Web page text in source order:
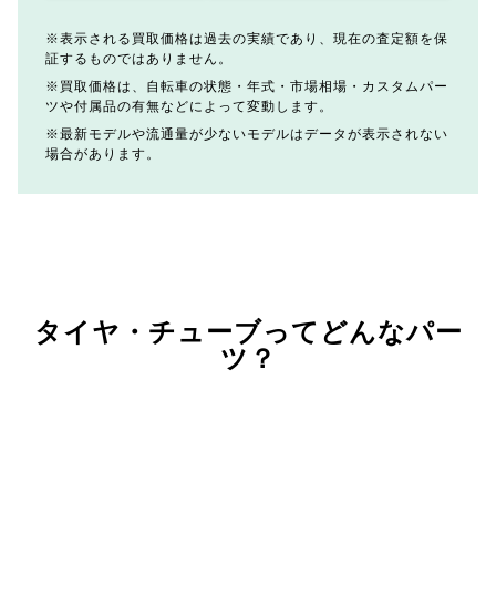
表示される買取価格は過去の実績であり、現在の査定額を保
証するものではありません。
買取価格は、自転車の状態・年式・市場相場・カスタムパー
ツや付属品の有無などによって変動します。
最新モデルや流通量が少ないモデルはデータが表示されない
場合があります。
タイヤ・チューブってどんなパー
ツ？